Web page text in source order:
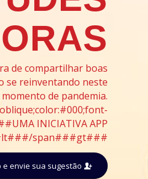
de compartilhar boas
se reinventando neste
momento de pandemia.
INICIATIVA APP
span###gt###
envie sua sugestão